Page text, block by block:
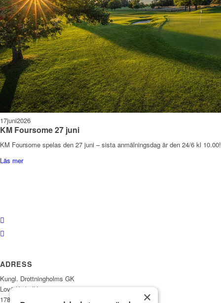
17juni2026
KM Foursome 27 juni
KM Foursome spelas den 27 juni – sista anmälningsdag är den 24/6 kl 10.00!
Läs mer
ADRESS
Kungl. Drottningholms GK
Lovö Kyrkallé 1
178 93 Drottningholm
×